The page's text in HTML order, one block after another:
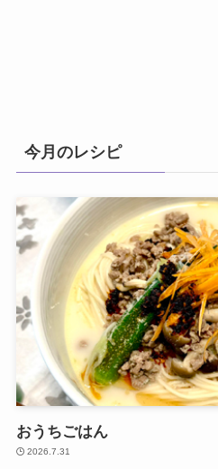
今月のレシピ
おうちごはん
2026.7.31